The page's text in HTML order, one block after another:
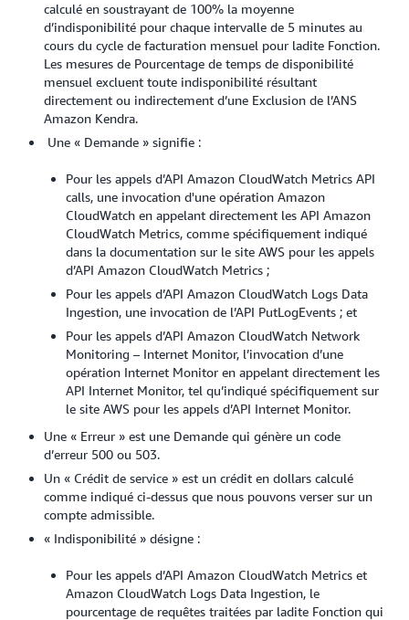
calculé en soustrayant de 100% la moyenne
d’indisponibilité pour chaque intervalle de 5 minutes au
cours du cycle de facturation mensuel pour ladite Fonction.
Les mesures de Pourcentage de temps de disponibilité
mensuel excluent toute indisponibilité résultant
directement ou indirectement d’une Exclusion de l’ANS
Amazon Kendra.
Une « Demande » signifie :
Pour les appels d’API Amazon CloudWatch Metrics API
calls, une invocation d'une opération Amazon
CloudWatch en appelant directement les API Amazon
CloudWatch Metrics, comme spécifiquement indiqué
dans la documentation sur le site AWS pour les appels
d’API Amazon CloudWatch Metrics ;
Pour les appels d’API Amazon CloudWatch Logs Data
Ingestion, une invocation de l’API PutLogEvents ; et
Pour les appels d’API Amazon CloudWatch Network
Monitoring – Internet Monitor, l’invocation d’une
opération Internet Monitor en appelant directement les
API Internet Monitor, tel qu’indiqué spécifiquement sur
le site AWS pour les appels d’API Internet Monitor.
Une « Erreur » est une Demande qui génère un code
d’erreur 500 ou 503.
Un « Crédit de service » est un crédit en dollars calculé
comme indiqué ci-dessus que nous pouvons verser sur un
compte admissible.
« Indisponibilité » désigne :
Pour les appels d’API Amazon CloudWatch Metrics et
Amazon CloudWatch Logs Data Ingestion, le
pourcentage de requêtes traitées par ladite Fonction qui